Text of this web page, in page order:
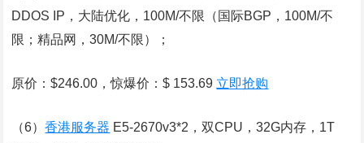
DDOS IP，大陆优化，100M/不限（国际BGP，100M/不
限；精品网，30M/不限）；
原价：$246.00，惊爆价：$ 153.69 立即抢购
（6）香港服务器 E5-2670v3*2，双CPU，32G内存，1T